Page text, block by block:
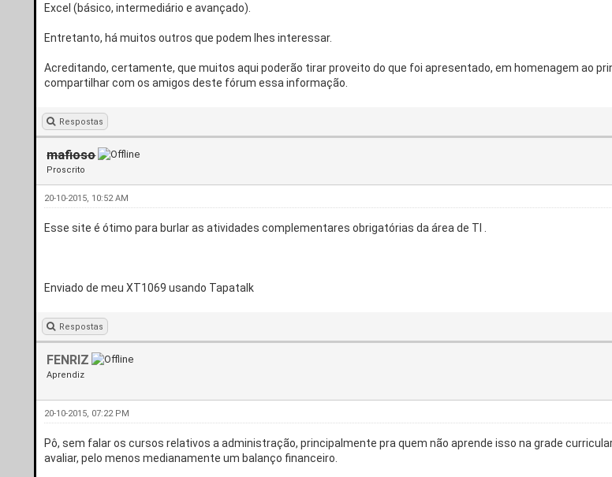
Excel (básico, intermediário e avançado).
Entretanto, há muitos outros que podem lhes interessar.
Acreditando, certamente, que muitos aqui poderão tirar proveito do que foi apresentado, em homenagem ao
compartilhar com os amigos deste fórum essa informação.
Respostas
mafioso
Proscrito
20-10-2015, 10:52 AM
Esse site é ótimo para burlar as atividades complementares obrigatórias da área de TI .
Enviado de meu XT1069 usando Tapatalk
Respostas
FENRIZ
Aprendiz
20-10-2015, 07:22 PM
Pô, sem falar os cursos relativos a administração, principalmente pra quem não aprende isso na grade
avaliar, pelo menos medianamente um balanço financeiro.